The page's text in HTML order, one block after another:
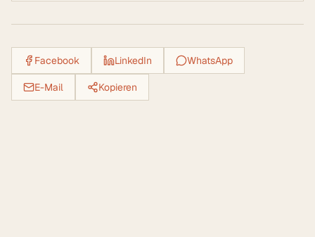
Facebook LinkedIn WhatsApp
E-Mail Kopieren